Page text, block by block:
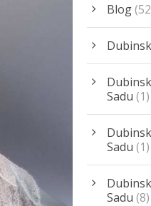
Blog
Sadu (1)
Sadu (1)
Sadu (8)